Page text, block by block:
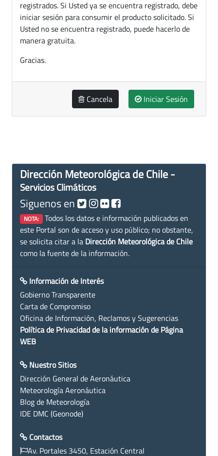
registrados. Si Usted ya se encuentra registrado, debe
iniciar sesión para consumir el producto solicitado. Si
Usted no se encuentra registrado, puede hacerlo de
manera gratuita.
Gracias.
Cancela Iniciar Sesión
Dirección Meteorológica de Chile -
Servicios Climáticos
Siguenos en
NOTA: Todos los datos e información publicados en
este Portal son de acceso y uso público; no obstante,
se solicita citar a la Dirección Meteorológica de Chile
como la fuente de la información.
Información de Interés
Gobierno Transparente
Carta de Compromiso
Oficina de Información, Reclamos y Sugerencias
Política de Privacidad de la información de Página
WEB
Nuestro Sitios
Dirección General de Aeronáutica
Meteorología Aeronáutica
Blog de Meteorología
IDE DMC (Geonode)
Contactos
Av. Portales 3450, Estación Central